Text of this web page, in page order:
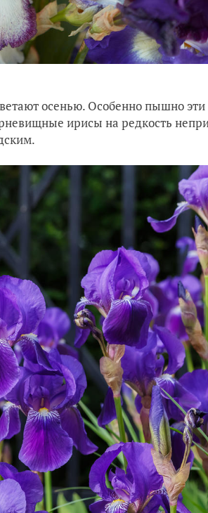
осенью. Особенно пышно эти
ирисы на редкость